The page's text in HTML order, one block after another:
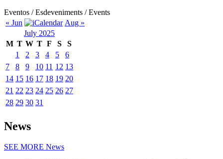
Eventos / Esdeveniments / Events
« Jun
Aug »
July 2025
M T W T F S
S
1
2 3 4 5
6
7
8 9 10 11 12 13
14 15 16 17 18 19 20
21 22 23 24 25 26 27
28 29 30 31
News
SEE MORE News